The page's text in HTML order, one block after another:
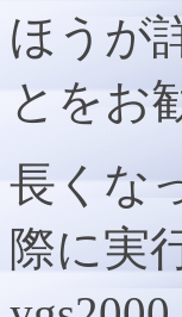
ほうが
とをお
長くな
際に実